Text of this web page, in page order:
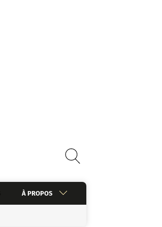
À PROPOS